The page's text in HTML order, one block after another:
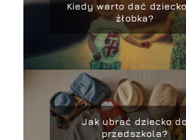
Kiedy warto dać
żłobka?
Jak ubrać dziecko
przedszkola?